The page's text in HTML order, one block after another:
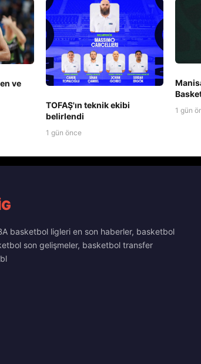
ve
TOFAŞ'ın teknik ekibi
belirlendi
1 gün önce
1 gün
basketbol ligleri en son haberler, basketbol
son gelişmeler, basketbol transfer